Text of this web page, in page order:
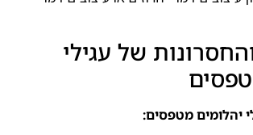
של עגילי
יהלומים מטפסים: